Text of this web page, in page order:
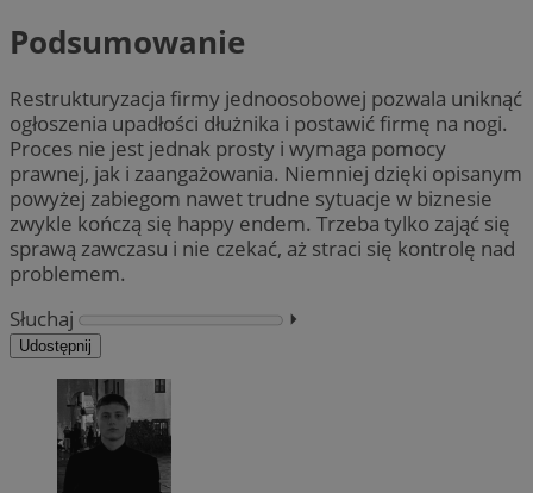
Podsumowanie
Restrukturyzacja firmy jednoosobowej pozwala uniknąć
ogłoszenia upadłości dłużnika i postawić firmę na nogi.
Proces nie jest jednak prosty i wymaga pomocy
prawnej, jak i zaangażowania. Niemniej dzięki opisanym
powyżej zabiegom nawet trudne sytuacje w biznesie
zwykle kończą się happy endem. Trzeba tylko zająć się
sprawą zawczasu i nie czekać, aż straci się kontrolę nad
problemem.
Słuchaj
⏵︎
Udostępnij